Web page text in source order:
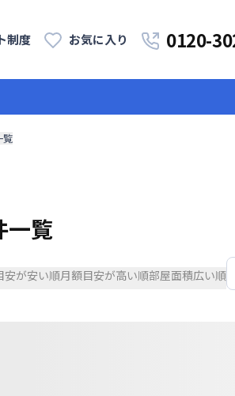
制度 お気に入り 0120-
覧
一覧
安が安い順月額目安が高い順部屋面積広い順